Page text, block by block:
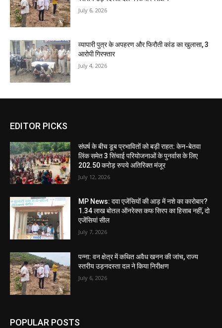
July 6, 2026
व्यापारी पुत्र के अपहरण और फिरौती कांड का खुलासा, 3
आरोपी गिरफ्तार
July 4, 2026
EDITOR PICKS
संघर्ष के बीच डूब प्रभावितों को बड़ी राहत: केन-बेतवा
लिंक समेत 3 सिंचाई परियोजनाओं के पुनर्वास के लिए
202.50 करोड़ रुपये अतिरिक्त मंजूर
July 12, 2026
MP News: दवा एजेंसियों की आड़ में नशे का कारोबार?
1.34 लाख बोतल ऑनरेक्स कफ सिरप का हिसाब नहीं, दो
एजेंसियां सील
July 7, 2026
पन्ना: वन क्षेत्र में कथित अवैध खनन की जांच, राज्य
स्तरीय उड़नदस्ता दल ने किया निरीक्षण
July 6, 2026
POPULAR POSTS